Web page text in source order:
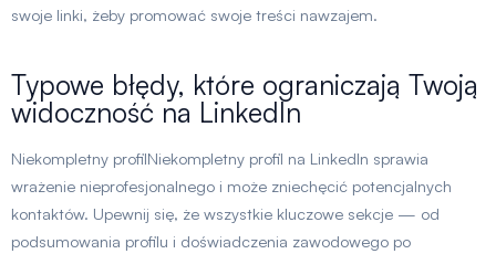
swoje linki, żeby promować swoje treści nawzajem.
Typowe błędy, które ograniczają Twoją
widoczność na LinkedIn
Niekompletny profilNiekompletny profil na LinkedIn sprawia
wrażenie nieprofesjonalnego i może zniechęcić potencjalnych
kontaktów. Upewnij się, że wszystkie kluczowe sekcje — od
podsumowania profilu i doświadczenia zawodowego po